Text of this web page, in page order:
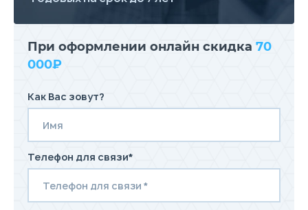
При оформлении онлайн скидка 70
000₽
Как Вас зовут?
Телефон для связи*